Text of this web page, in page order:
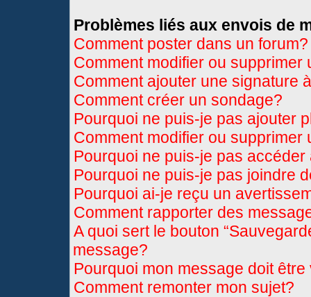
Problèmes liés aux envois de
Comment poster dans un forum?
Comment modifier ou supprimer
Comment ajouter une signature
Comment créer un sondage?
Pourquoi ne puis-je pas ajouter
Comment modifier ou supprimer
Pourquoi ne puis-je pas accéder
Pourquoi ne puis-je pas joindre
Pourquoi ai-je reçu un
Comment rapporter des
A quoi sert le bouton
message?
Pourquoi mon message doit être
Comment remonter mon sujet?